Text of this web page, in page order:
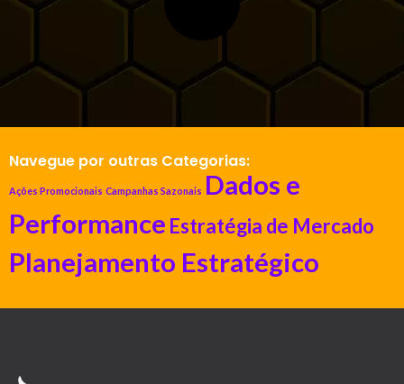
Navegue por outras Categorias:
Ações Promocionais Campanhas Sazonais Dados e
Performance Estratégia de Mercado
Planejamento Estratégico